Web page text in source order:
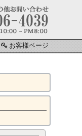
お客様ページ